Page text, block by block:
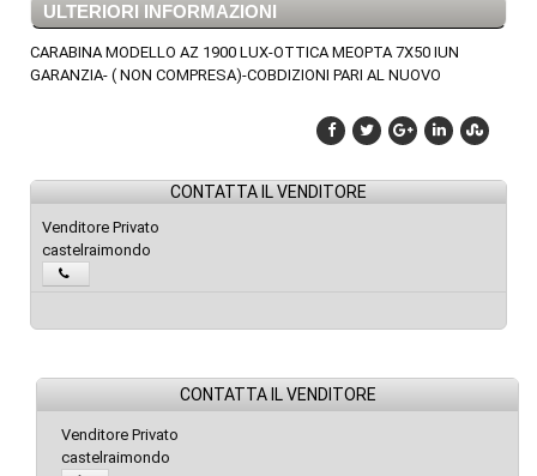
ULTERIORI INFORMAZIONI
CARABINA MODELLO AZ 1900 LUX-OTTICA MEOPTA 7X50 IUN
GARANZIA- ( NON COMPRESA)-COBDIZIONI PARI AL NUOVO
CONTATTA IL VENDITORE
Venditore Privato
castelraimondo
CONTATTA IL VENDITORE
Venditore Privato
castelraimondo